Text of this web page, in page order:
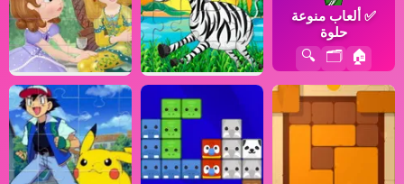
✅ ألعاب منوعة
حلوة
🏠
🗂️
🔍